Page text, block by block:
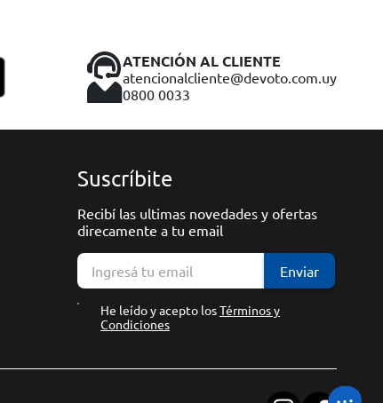
ATENCIÓN AL CLIENTE
atencionalcliente@devoto.com.uy
0800 0033
Suscríbite
Recibí las ultimas novedades y ofertas
direcamente a tu email
Enviar
He leído y acepto losTérminos y
Condiciones